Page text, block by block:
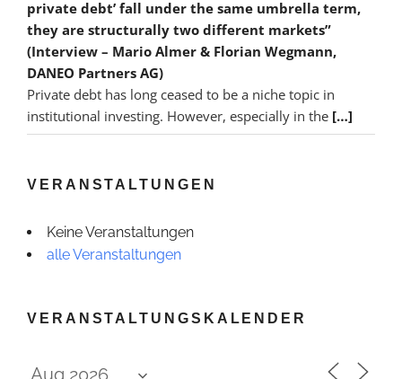
private debt’ fall under the same umbrella term,
they are structurally two different markets”
(Interview – Mario Almer & Florian Wegmann,
DANEO Partners AG)
Private debt has long ceased to be a niche topic in
institutional investing. However, especially in the […]
VERANSTALTUNGEN
Keine Veranstaltungen
alle Veranstaltungen
VERANSTALTUNGSKALENDER